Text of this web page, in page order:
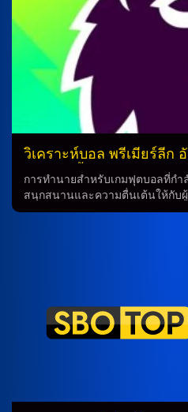
วิเคราะห์บอล พรีเมียร์ลีก
แมนฯ ซิตี้
การทำนายสำหรับเกมฟุตบอลที่กำ
สนุกสนานและความตื่นเต้นให้กับ
เต้นรอบเดียวหลงผู้สนใจ คือการ
เหม็ด คูดุส, โรดรีโก้ เบนตานกูร์,
สัน, เดยัน คูลูเซฟสกี้ และ ริชาร์ลิ
ไม่พร้อมสำหรับการแข่งขัน ที่อีกฝั่
ร์ดิโอล, จอห์น […]